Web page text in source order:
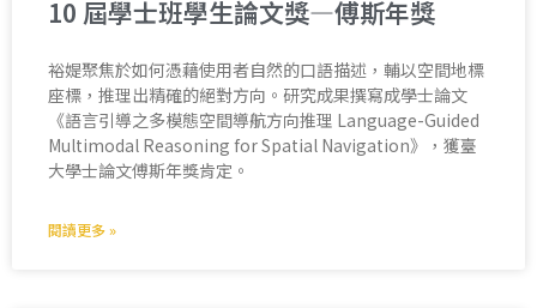
10 屆學士班學生論文獎—傅斯年獎
裕媞聚焦於如何憑藉使用者自然的口語描述，輔以空間地標
座標，推理出精確的絕對方向。研究成果撰寫成學士論文
《語言引導之多模態空間導航方向推理 Language-Guided
Multimodal Reasoning for Spatial Navigation》，獲臺
大學士論文傅斯年獎肯定。
閱讀更多 »